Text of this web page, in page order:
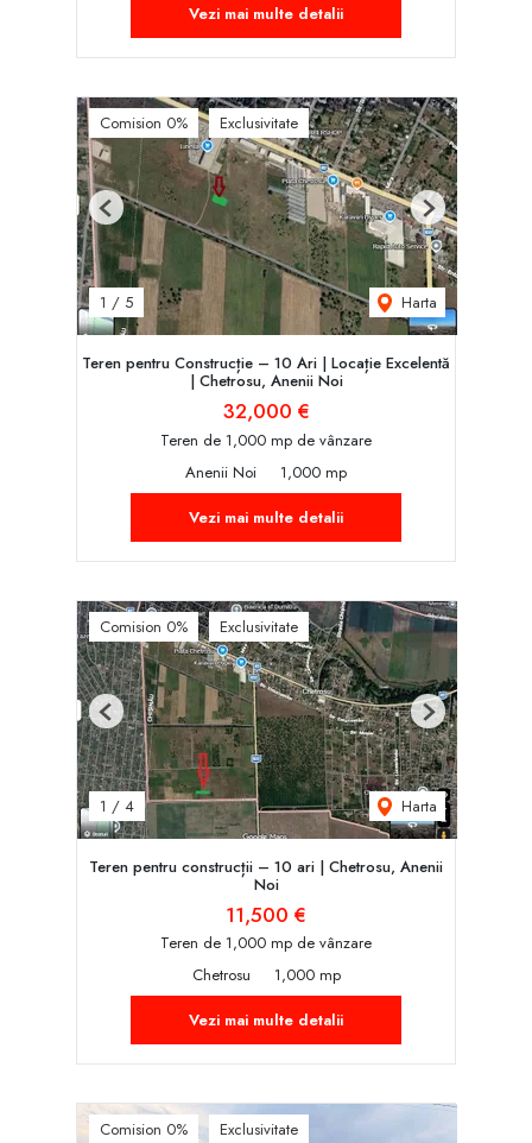
Vezi mai multe detalii
Comision 0% Exclusivitate
1 / 5 Harta
Previous Next
Teren pentru Construcție – 10 Ari | Locație Excelentă
| Chetrosu, Anenii Noi
32,000 €
Teren de 1,000 mp de vânzare
Anenii Noi
1,000 mp
Vezi mai multe detalii
Comision 0% Exclusivitate
1 / 4 Harta
Previous Next
Teren pentru construcții – 10 ari | Chetrosu, Anenii
Noi
11,500 €
Teren de 1,000 mp de vânzare
Chetrosu
1,000 mp
Vezi mai multe detalii
Comision 0% Exclusivitate